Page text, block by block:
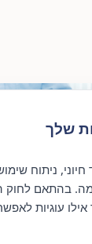
שנועד
שלך
ניתוח שימוש
בהתאם לחוק
אילו עוגיות